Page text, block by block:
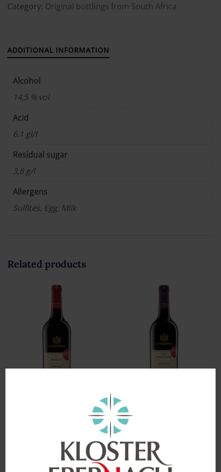
Category: Original bottlings from South Africa
ADDITIONAL INFORMATION
Alcohol
14,5 % vol
Acid
6.1 gl/l
Residual sugar
3,8 g/l
Allergens
Sulfites, Egg, Milk
Related products
Lanzerac – Merlot –
Stellenbosch, South Africa
16,00
enthält 0,75Liter
Lanzerac – Pinotage –
Stellenbosch, South Africa
€16,00
enthält 0,75